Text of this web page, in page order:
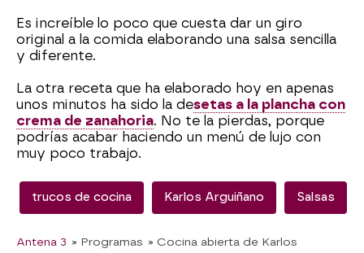
Es increíble lo poco que cuesta dar un giro
original a la comida elaborando una salsa sencilla
y diferente.
La otra receta que ha elaborado hoy en apenas
unos minutos ha sido la desetas a la plancha con
crema de zanahoria. No te la pierdas, porque
podrías acabar haciendo un menú de lujo con
muy poco trabajo.
trucos de cocina Karlos Arguiñano Salsas
Antena 3 » Programas » Cocina abierta de Karlos